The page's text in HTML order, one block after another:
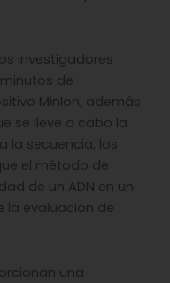
investigadores
de
MinIon, además
se lleve a cabo la
la secuencia, los
el método de
de un ADN en un
la evaluación de
una